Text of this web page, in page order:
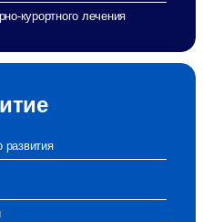
курортного лечения
развития